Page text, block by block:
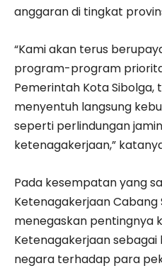
anggaran di tingkat
“Kami akan terus
program-program
Pemerintah Kota
menyentuh langsung
seperti perlindungan
ketenagakerjaan,”
Pada kesempatan yang
Ketenagakerjaan Cabang
menegaskan pentingnya
Ketenagakerjaan
negara terhadap para